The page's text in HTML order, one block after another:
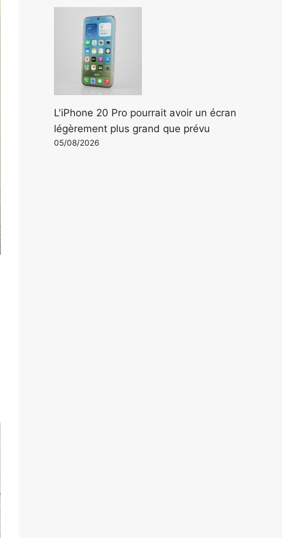
L'iPhone 20 Pro pourrait avoir un écran
légèrement plus grand que prévu
05/08/2026